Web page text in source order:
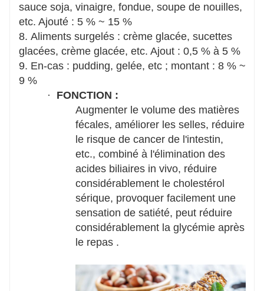
sauce soja, vinaigre, fondue, soupe de nouilles,
etc. Ajouté : 5 % ~ 15 %
8. Aliments surgelés : crème glacée, sucettes
glacées, crème glacée, etc. Ajout : 0,5 % à 5 %
9. En-cas : pudding, gelée, etc ; montant : 8 % ~
9 %
·
FONCTION :
Augmenter le volume des matières
fécales, améliorer les selles, réduire
le risque de cancer de l'intestin,
etc., combiné à l'élimination des
acides biliaires in vivo, réduire
considérablement le cholestérol
sérique, provoquer facilement une
sensation de satiété, peut réduire
considérablement la glycémie après
le repas .